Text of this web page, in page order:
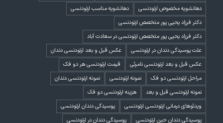
دهانشویه مخصوص ارتودنسی
دهانشویه مناسب ارتودنسی
دکتر فرزاد یحیی پور متخصص ارتودنسی
دکتر فرزاد یحیی پور متخصص ارتودنسی در سعادت آباد
علت پوسیدگی دندان در ارتودنسی
عکس قبل و بعد ارتودنسی دندان
عکس قبل و بعد ارتودنسی نامرئی
قیمت ارتودنسی هر دو فک
مراحل ارتودنسی دو فک
نمونه ارتودنسی
نمونه ارتودنسی دندان
نمونه ارتودنسی قبل و بعد
هزینه ارتودنسی دو فک
ویدئوهای درمانی ارتودنسی ارتودنسی
پوسیدگی دندان ارتودنسی
پوسیدگی دندان حین ارتودنسی
پوسیدگی دندان در ارتودنسی